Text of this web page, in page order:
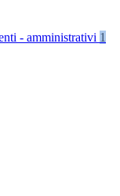
- amministrativi 1